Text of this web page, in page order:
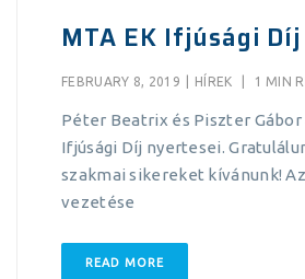
MTA EK Ifjúsági Díj
FEBRUARY 8, 2019 HÍREK 1 MIN
Péter Beatrix és Piszter Gábor
Ifjúsági Díj nyertesei.
szakmai sikereket kívánunk!
vezetése
READ MORE